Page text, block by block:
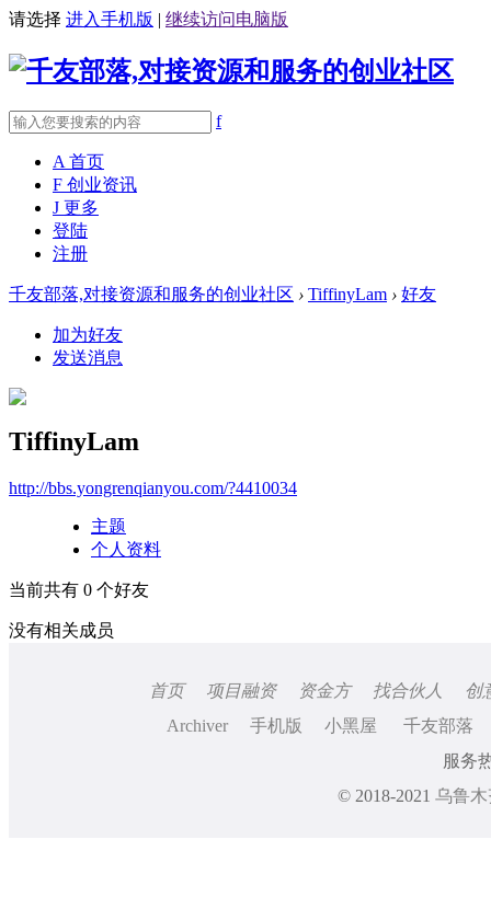
请选择 进入手机版 | 继续访问电脑版
f
A 首页
F 创业资讯
J 更多
登陆
注册
千友部落,对接资源和服务的创业社区 › TiffinyLam › 好友
加为好友
发送消息
TiffinyLam
http://bbs.yongrenqianyou.com/?4410034
主题
个人资料
当前共有 0 个好友
没有相关成员
首页 项目融资 资金方 找合伙人
创
Archiver
手机版 小黑屋
千友部落
服务
© 2018-2021 乌鲁